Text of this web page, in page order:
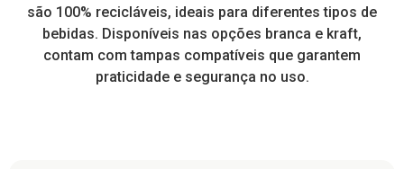
são 100% recicláveis, ideais para diferentes tipos de
bebidas. Disponíveis nas opções branca e kraft,
contam com tampas compatíveis que garantem
praticidade e segurança no uso.